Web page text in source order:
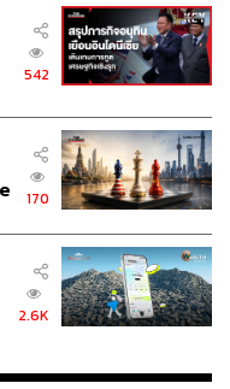
542
170
2.6K